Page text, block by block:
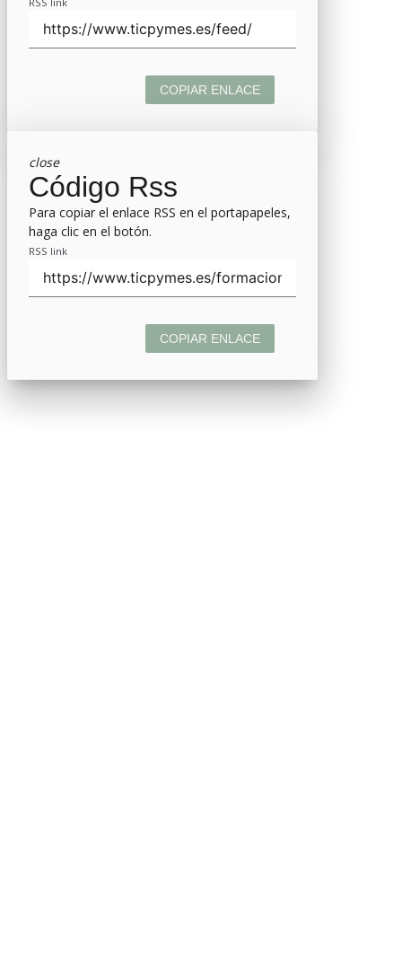
COPIAR ENLACE
close
Código Rss
Para copiar el enlace RSS en el portapapeles,
haga clic en el botón.
RSS link
COPIAR ENLACE